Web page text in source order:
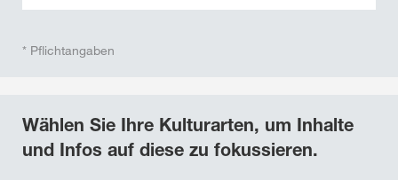
* Pflichtangaben
Wählen Sie Ihre Kulturarten, um Inhalte
und Infos auf diese zu fokussieren.